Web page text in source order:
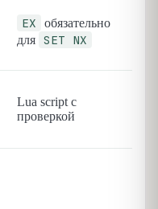
EX
обязательно
для SET NX
Lua script с
проверкой